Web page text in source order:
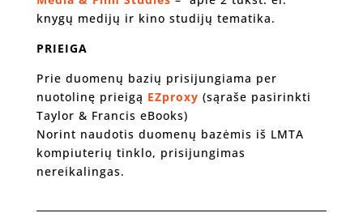
knygų medijų ir kino studijų tematika.
PRIEIGA
Prie duomenų bazių prisijungiama per
nuotolinę prieigą EZproxy (sąraše pasirinkti
Taylor & Francis eBooks)
Norint naudotis duomenų bazėmis iš LMTA
kompiuterių tinklo, prisijungimas
nereikalingas.